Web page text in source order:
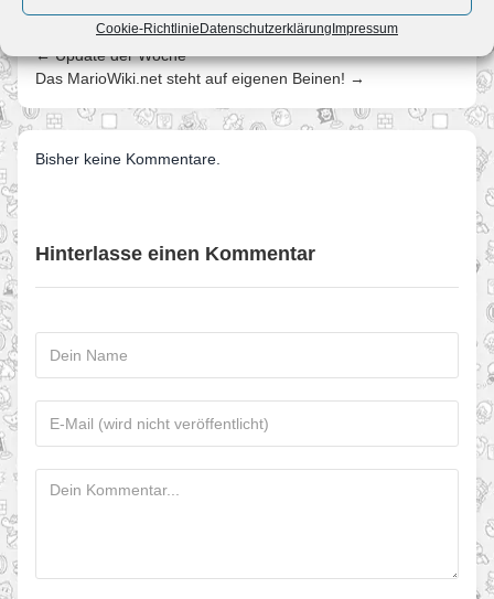
Cookie-RichtlinieDatenschutzerklärungImpressum
← Update der Woche
Das MarioWiki.net steht auf eigenen Beinen! →
Bisher keine Kommentare.
Hinterlasse einen Kommentar